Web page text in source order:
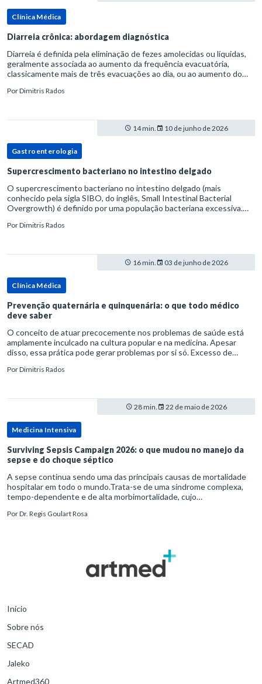
Clínica Médica
Diarreia crônica: abordagem diagnóstica
Diarreia é definida pela eliminação de fezes amolecidas ou líquidas,
geralmente associada ao aumento da frequência evacuatória,
classicamente mais de três evacuações ao dia, ou ao aumento do
PorDimitris Rados
14 min. 10 de junho de 2026
Gastroenterologia
Supercrescimento bacteriano no intestino delgado
O supercrescimento bacteriano no intestino delgado (mais
conhecido pela sigla SIBO, do inglês, Small Intestinal Bacterial
Overgrowth) é definido por uma população bacteriana excessiva.
PorDimitris Rados
16 min. 03 de junho de 2026
Clínica Médica
Prevenção quaternária e quinquenária: o que todo médico
deve saber
O conceito de atuar precocemente nos problemas de saúde está
amplamente inculcado na cultura popular e na medicina. Apesar
disso, essa prática pode gerar problemas por si só. Excesso de
PorDimitris Rados
28 min. 22 de maio de 2026
Medicina Intensiva
Surviving Sepsis Campaign 2026: o que mudou no manejo da
sepse e do choque séptico
A sepse continua sendo uma das principais causas de mortalidade
hospitalar em todo o mundo.Trata-se de uma síndrome complexa,
tempo-dependente e de alta morbimortalidade, cujo
para o desfe
PorDr. Regis Goulart Rosa
Início
Sobre nós
SECAD
Jaleko
Artmed360